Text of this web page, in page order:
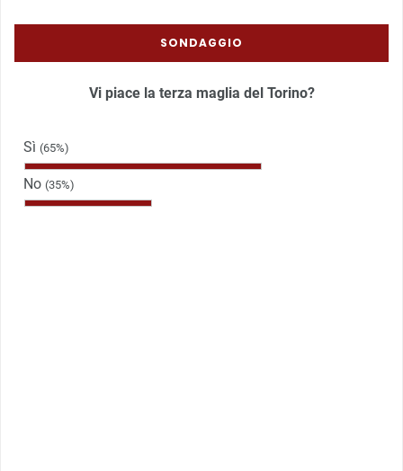
SONDAGGIO
Vi piace la terza maglia del Torino?
Sì (65%)
No (35%)